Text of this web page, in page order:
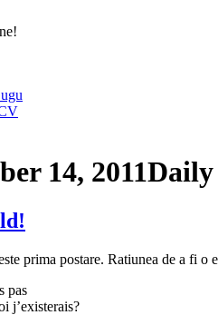
14, 2011Daily
prima postare. Ratiunea de a fi
pas
j’existerais?